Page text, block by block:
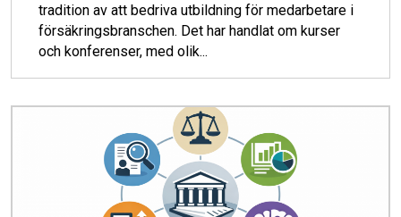
tradition av att bedriva utbildning för medarbetare i
försäkringsbranschen. Det har handlat om kurser
och konferenser, med olik...